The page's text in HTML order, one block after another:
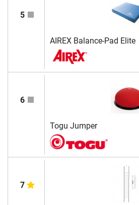
5
AIREX Balance-Pad Elite
6
Togu Jumper
7